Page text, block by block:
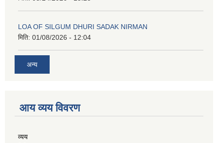
LOA OF SILGUM DHURI SADAK NIRMAN
मिति: 01/08/2026 - 12:04
अन्य
आय व्यय विवरण
व्यय